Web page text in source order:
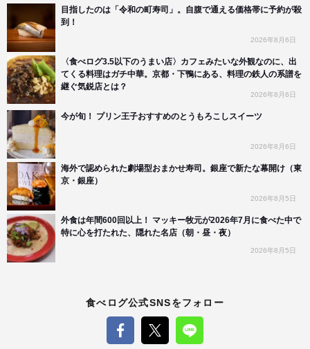
目指したのは「令和の町寿司」。自腹で通える価格帯に予約が殺
到！
2026年8月6日
〈食べログ3.5以下のうまい店〉カフェみたいな外観なのに、出
てくる料理はガチ中華。京都・下鴨にある、料理の鉄人の系譜を
継ぐ気鋭店とは？
2026年8月6日
今が旬！ プリン王子おすすめのとうもろこしスイーツ
2026年8月6日
海外で認められた劇場型おまかせ寿司。銀座で新たな幕開け（東
京・銀座）
2026年8月5日
外食は年間600回以上！ マッキー牧元が2026年7月に食べた中で
特に心を打たれた、隠れた名店（朝・昼・夜）
2026年8月5日
食べログ公式SNSをフォロー